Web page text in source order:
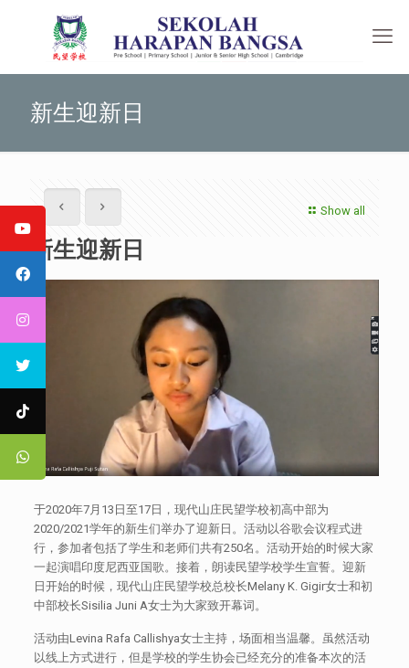
新生迎新日
Show all
新生迎新日
于2020年7月13日至17日，现代山庄民望学校初高中部为
2020/2021学年的新生们举办了迎新日。活动以谷歌会议程式进
行，参加者包括了学生和老师们共有250名。活动开始的时候大家
一起演唱印度尼西亚国歌。接着，朗读民望学校学生宣誓。迎新
日开始的时候，现代山庄民望学校总校长Melany K. Gigir女士和初
中部校长Sisilia Juni A女士为大家致开幕词。
活动由Levina Rafa Callishya女士主持，场面相当温馨。虽然活动
以线上方式进行，但是学校的学生协会已经充分的准备本次的活